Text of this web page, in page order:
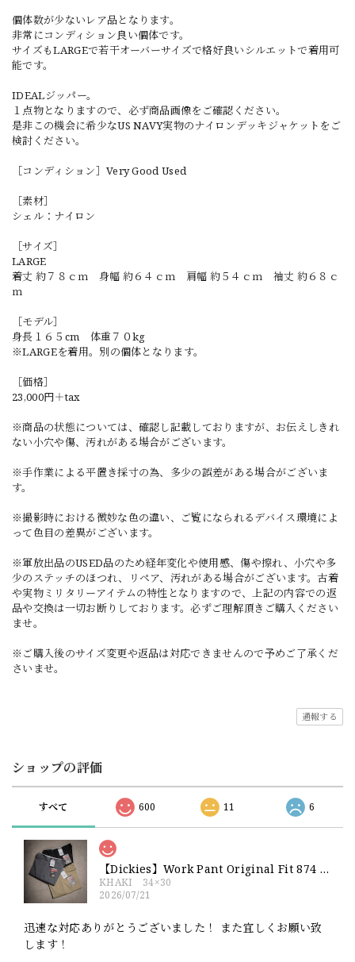
個体数が少ないレア品となります。
非常にコンディション良い個体です。
サイズもLARGEで若干オーバーサイズで格好良いシルエットで着用可
能です。
IDEALジッパー。
１点物となりますので、必ず商品画像をご確認ください。
是非この機会に希少なUS NAVY実物のナイロンデッキジャケットをご
検討ください。
［コンディション］Very Good Used
［素材］
シェル：ナイロン
［サイズ］
LARGE
着丈 約７８ｃｍ 身幅 約６４ｃｍ 肩幅 約５４ｃｍ 袖丈 約６８ｃ
ｍ
［モデル］
身長１６５cm 体重７０kg
※LARGEを着用。別の個体となります。
［価格］
23,000円＋tax
※商品の状態については、確認し記載しておりますが、お伝えしきれ
ない小穴や傷、汚れがある場合がございます。
※手作業による平置き採寸の為、多少の誤差がある場合がございま
す。
※撮影時における微妙な色の違い、ご覧になられるデバイス環境によ
って色目の差異がございます。
※軍放出品のUSED品のため経年変化や使用感、傷や擦れ、小穴や多
少のステッチのほつれ、リペア、汚れがある場合がございます。古着
や実物ミリタリーアイテムの特性となりますので、上記の内容での返
品や交換は一切お断りしております。必ずご理解頂きご購入ください
ませ。
※ご購入後のサイズ変更や返品は対応できませんので予めご了承くだ
さいませ。
通報する
ショップの評価
すべて 600 11 6
【Dickies】Work Pant Original Fit 874 新品 ディッキーズ オリジナルフィット ワークパンツ
KHAKI 34×30
2026/07/21
迅速な対応ありがとうございました！ また宜しくお願い致
します！